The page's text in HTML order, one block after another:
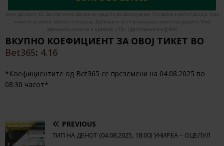
Мин. депозит: €5. Бесплатните облози се кредити за обложување. Потребна е регистрација. Има
лимити за квоти, облози и плаќање. Добивките не го вклучуваат влогот од кредити. Има
временски лимити и правила. | 18+ | gambleaware.org #Ad
ВКУПНО КОЕФИЦИЕНТ ЗА ОВОЈ ТИКЕТ ВО
Bet365: 4.16
*Коефициентите од Bet365 се преземени на 04.08.2025 во
08:30 часот*
PREVIOUS
ТИП НА ДЕНОТ (04.08.2025, 18:00) УНИРЕА – ОЦЕЛУЛ